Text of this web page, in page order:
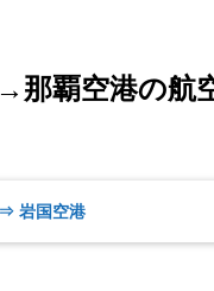
那覇空港の航
岩国空港